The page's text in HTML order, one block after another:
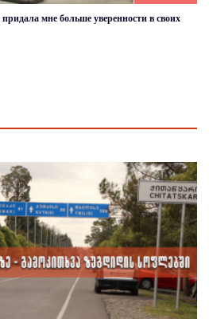
мне больше уверенности в своих